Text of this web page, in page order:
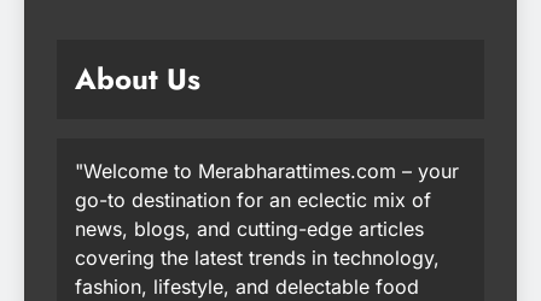
About Us
"Welcome to Merabharattimes.com – your
go-to destination for an eclectic mix of
news, blogs, and cutting-edge articles
covering the latest trends in technology,
fashion, lifestyle, and delectable food